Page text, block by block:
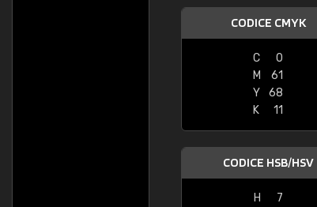
CODICE CMYK
C
0
M
61
Y
68
K
11
CODICE HSB/HSV
H
7